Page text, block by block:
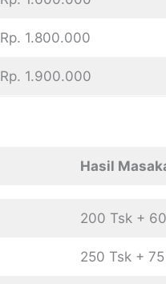
Rp. 1.800.000
Rp. 1.900.000
Hasil
200 Tsk +
250 Tsk +